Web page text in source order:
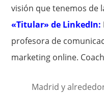
visión que tenemos de
«Titular» de LinkedIn:
profesora de
marketing online.
Madrid y